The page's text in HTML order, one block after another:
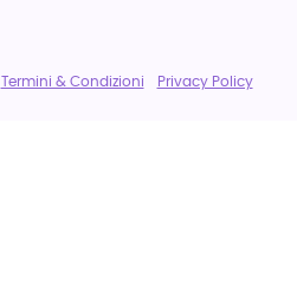
Termini & Condizioni Privacy Policy